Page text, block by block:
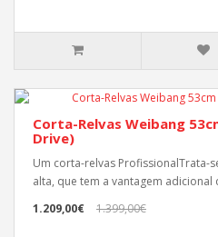
Corta-Relvas Weibang
Drive)
Um corta-relvas ProfissionalTrata-
alta, que tem a vantagem adicional
1.209,00€
1.399,00€